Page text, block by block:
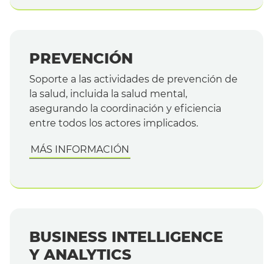
PREVENCIÓN
Soporte a las actividades de prevención de
la salud, incluida la salud mental,
asegurando la coordinación y eficiencia
entre todos los actores implicados.
MÁS INFORMACIÓN
BUSINESS INTELLIGENCE
Y ANALYTICS